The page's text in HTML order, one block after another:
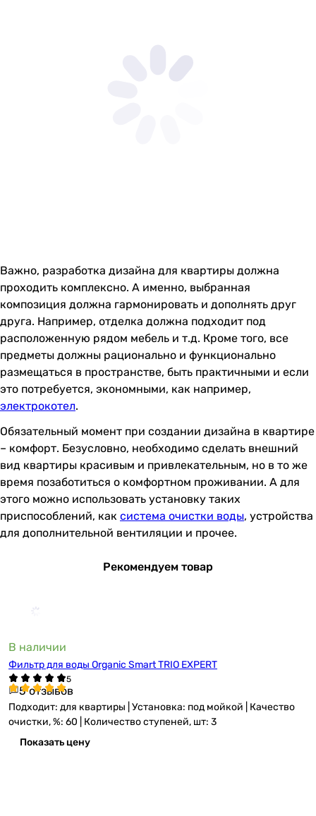
Важно, разработка дизайна для квартиры должна
проходить комплексно. А именно, выбранная
композиция должна гармонировать и дополнять друг
друга. Например, отделка должна подходит под
расположенную рядом мебель и т.д. Кроме того, все
предметы должны рационально и функционально
размещаться в пространстве, быть практичными и если
это потребуется, экономными, как например,
электрокотел.
Обязательный момент при создании дизайна в квартире
– комфорт. Безусловно, необходимо сделать внешний
вид квартиры красивым и привлекательным, но в то же
время позаботиться о комфортном проживании. А для
этого можно использовать установку таких
приспособлений, как система очистки воды, устройства
для дополнительной вентиляции и прочее.
Рекомендуем товар
В наличии
Фильтр для воды Organic Smart TRIO EXPERT
5 отзывов
Подходит: для квартиры | Установка: под мойкой | Качество
очистки, %: 60 | Количество ступеней, шт: 3
Показать цену